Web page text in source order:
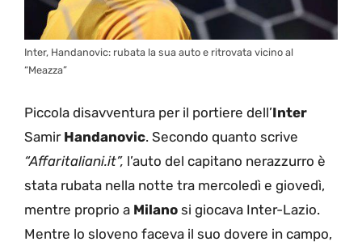
Inter, Handanovic: rubata la sua auto e ritrovata vicino al
“Meazza”
Piccola disavventura per il portiere dell’Inter
Samir Handanovic. Secondo quanto scrive
“Affaritaliani.it”, l’auto del capitano nerazzurro è
stata rubata nella notte tra mercoledì e giovedì,
mentre proprio a Milano si giocava Inter-Lazio.
Mentre lo sloveno faceva il suo dovere in campo,